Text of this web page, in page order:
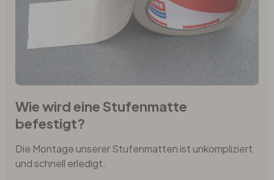
Wie wird eine Stufenmatte
befestigt?
Die Montage unserer Stufenmatten ist unkompliziert
und schnell erledigt.